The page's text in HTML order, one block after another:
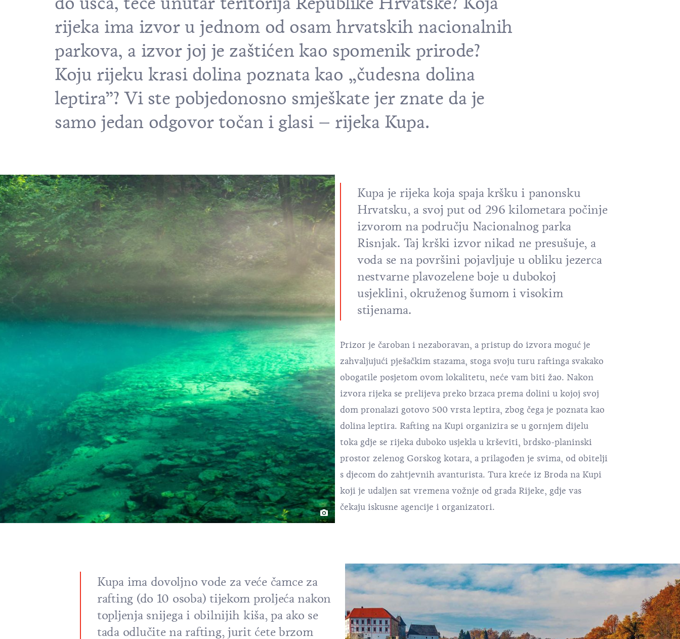
rijeka ima izvor u jednom od osam hrvatskih nacionalnih
parkova, a izvor joj je zaštićen kao spomenik prirode?
Koju rijeku krasi dolina poznata kao „čudesna dolina
leptira”? Vi ste pobjedonosno smješkate jer znate da je
samo jedan odgovor točan i glasi – rijeka Kupa.
Kupa je rijeka koja spaja kršku i panonsku
Hrvatsku, a svoj put od 296 kilometara počinje
izvorom na području Nacionalnog parka
Risnjak. Taj krški izvor nikad ne presušuje, a
voda se na površini pojavljuje u obliku jezerca
nestvarne plavozelene boje u dubokoj
usjeklini, okruženog šumom i visokim
stijenama.
Prizor je čaroban i nezaboravan, a pristup do izvora moguć je
zahvaljujući pješačkim stazama, stoga svoju turu raftinga svakako
obogatile posjetom ovom lokalitetu, neće vam biti žao. Nakon
izvora rijeka se prelijeva preko brzaca prema dolini u kojoj svoj
dom pronalazi gotovo 500 vrsta leptira, zbog čega je poznata kao
dolina leptira. Rafting na Kupi organizira se u gornjem dijelu
toka gdje se rijeka duboko usjekla u krševiti, brdsko-planinski
prostor zelenog Gorskog kotara, a prilagođen je svima, od obitelji
s djecom do zahtjevnih avanturista. Tura kreće iz Broda na Kupi
koji je udaljen sat vremena vožnje od grada Rijeke, gdje vas
čekaju iskusne agencije i organizatori.
Kupa ima dovoljno vode za veće čamce za
rafting (do 10 osoba) tijekom proljeća nakon
topljenja snijega i obilnijih kiša, pa ako se
tada odlučite na rafting, jurit ćete brzom